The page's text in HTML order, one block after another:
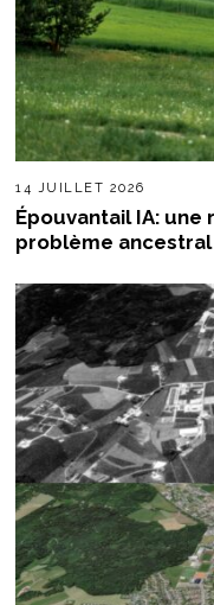
14 JUILLET 2026
Épouvantail IA:
problème ancestral